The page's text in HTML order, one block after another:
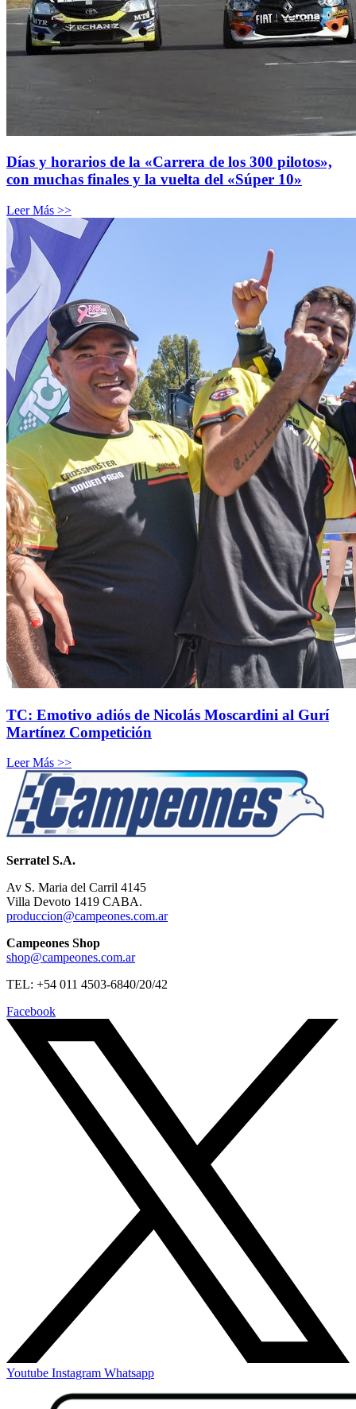
Días y horarios de la «Carrera de los 300 pilotos»,
con muchas finales y la vuelta del «Súper 10»
Leer Más >>
TC: Emotivo adiós de Nicolás Moscardini al Gurí
Martínez Competición
Leer Más >>
Serratel S.A.
Av S. Maria del Carril 4145
Villa Devoto 1419 CABA.
produccion@campeones.com.ar
Campeones Shop
shop@campeones.com.ar
TEL: +54 011 4503-6840/20/42
Facebook
Youtube Instagram Whatsapp